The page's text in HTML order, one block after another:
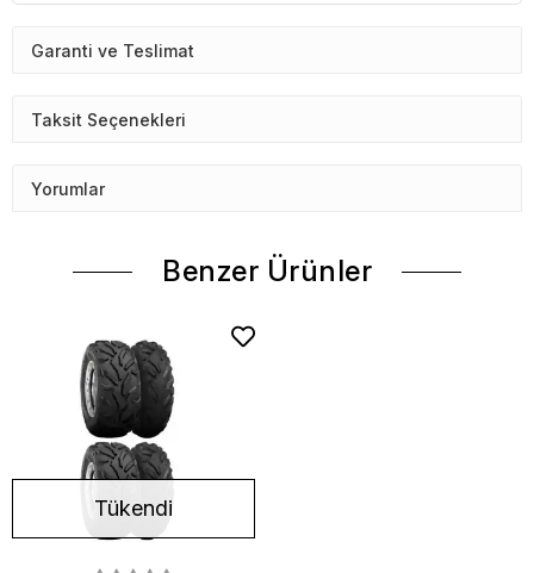
Garanti ve Teslimat
Taksit Seçenekleri
Yorumlar
Benzer Ürünler
Tükendi